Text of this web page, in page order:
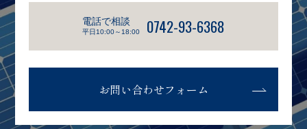
電話で相談
平日10:00～18:00 0742-93-6368
お問い合わせフォーム